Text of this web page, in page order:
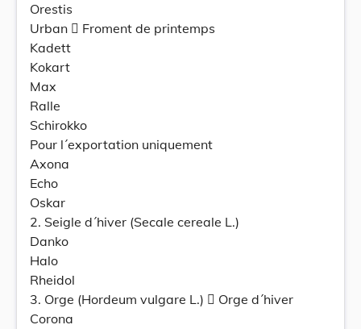
Orestis
Urban  Froment de printemps
Kadett
Kokart
Max
Ralle
Schirokko
Pour l´exportation uniquement
Axona
Echo
Oskar
2. Seigle d´hiver (Secale cereale L.)
Danko
Halo
Rheidol
3. Orge (Hordeum vulgare L.)  Orge d´hiver
Corona